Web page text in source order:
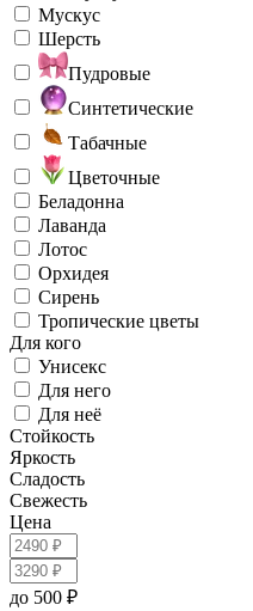
Мускус
Шерсть
Пудровые
Синтетические
Табачные
Цветочные
Беладонна
Лаванда
Лотос
Орхидея
Сирень
Тропические цветы
Для кого
Унисекс
Для него
Для неё
Стойкость
Яркость
Сладость
Свежесть
Цена
до 500 ₽